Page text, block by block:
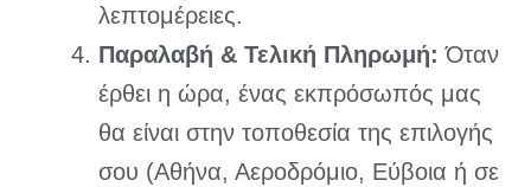
λεπτομέρειες.
Παραλαβή & Τελική Πληρωμή: Όταν
έρθει η ώρα, ένας εκπρόσωπός μας
θα είναι στην τοποθεσία της επιλογής
σου (Αθήνα, Αεροδρόμιο, Εύβοια ή σε